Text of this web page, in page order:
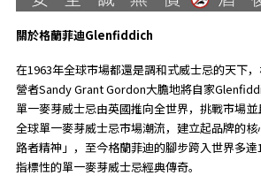
關於格蘭菲迪Glenfiddich
在1963年全球市場都還是調和式威士忌的天下
營者Sandy Grant Gordon大膽地將自家
單一麥芽威士忌由英國推向全世界，挑戰市場
全球單一麥芽威士忌市場潮流，建立起品牌的
路者精神」，至今格蘭菲迪的腳步跨入世界多
指標性的單一麥芽威士忌經典傳奇。